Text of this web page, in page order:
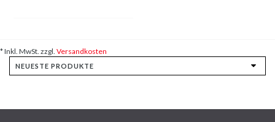
* Inkl. MwSt. zzgl. Versandkosten